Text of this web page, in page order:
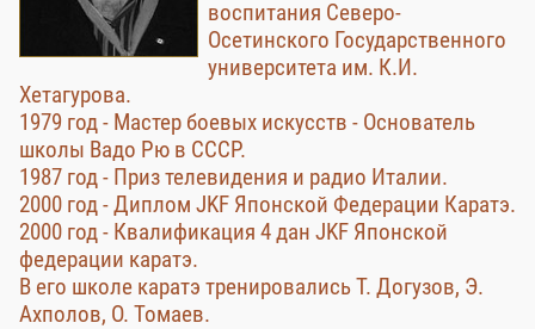
воспитания Северо-
Осетинского Государственного
университета им. К.И.
Хетагурова.
1979 год - Мастер боевых искусств - Основатель
школы Вадо Рю в СССР.
1987 год - Приз телевидения и радио Италии.
2000 год - Диплом JKF Японской Федерации Каратэ.
2000 год - Квалификация 4 дан JKF Японской
федерации каратэ.
В его школе каратэ тренировались Т. Догузов, Э.
Ахполов, О. Томаев.